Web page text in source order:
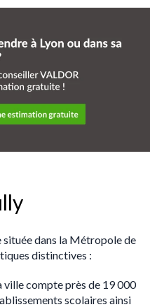
située dans la Métropole de
distinctives :
ville compte près de 19 000
scolaires ainsi